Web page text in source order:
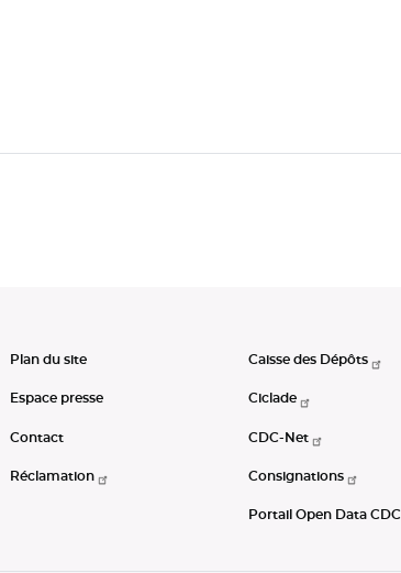
Plan du site
Espace presse
Contact
Réclamation
Caisse des Dépôts
Ciclade
CDC-Net
Consignations
Portail Open Data CDC